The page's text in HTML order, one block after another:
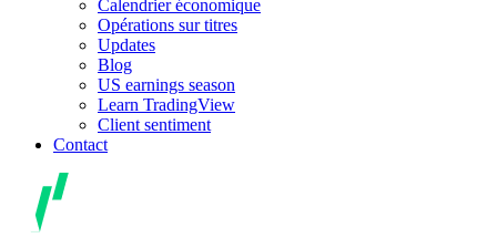
Calendrier économique
Opérations sur titres
Updates
Blog
US earnings season
Learn TradingView
Client sentiment
Contact